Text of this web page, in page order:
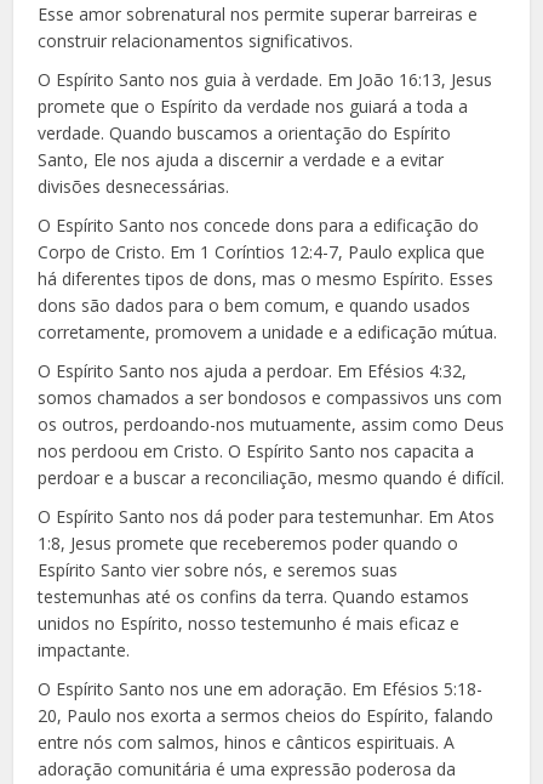
Esse amor sobrenatural nos permite superar barreiras e
construir relacionamentos significativos.
O Espírito Santo nos guia à verdade. Em João 16:13, Jesus
promete que o Espírito da verdade nos guiará a toda a
verdade. Quando buscamos a orientação do Espírito
Santo, Ele nos ajuda a discernir a verdade e a evitar
divisões desnecessárias.
O Espírito Santo nos concede dons para a edificação do
Corpo de Cristo. Em 1 Coríntios 12:4-7, Paulo explica que
há diferentes tipos de dons, mas o mesmo Espírito. Esses
dons são dados para o bem comum, e quando usados
corretamente, promovem a unidade e a edificação mútua.
O Espírito Santo nos ajuda a perdoar. Em Efésios 4:32,
somos chamados a ser bondosos e compassivos uns com
os outros, perdoando-nos mutuamente, assim como Deus
nos perdoou em Cristo. O Espírito Santo nos capacita a
perdoar e a buscar a reconciliação, mesmo quando é difícil.
O Espírito Santo nos dá poder para testemunhar. Em Atos
1:8, Jesus promete que receberemos poder quando o
Espírito Santo vier sobre nós, e seremos suas
testemunhas até os confins da terra. Quando estamos
unidos no Espírito, nosso testemunho é mais eficaz e
impactante.
O Espírito Santo nos une em adoração. Em Efésios 5:18-
20, Paulo nos exorta a sermos cheios do Espírito, falando
entre nós com salmos, hinos e cânticos espirituais. A
adoração comunitária é uma expressão poderosa da